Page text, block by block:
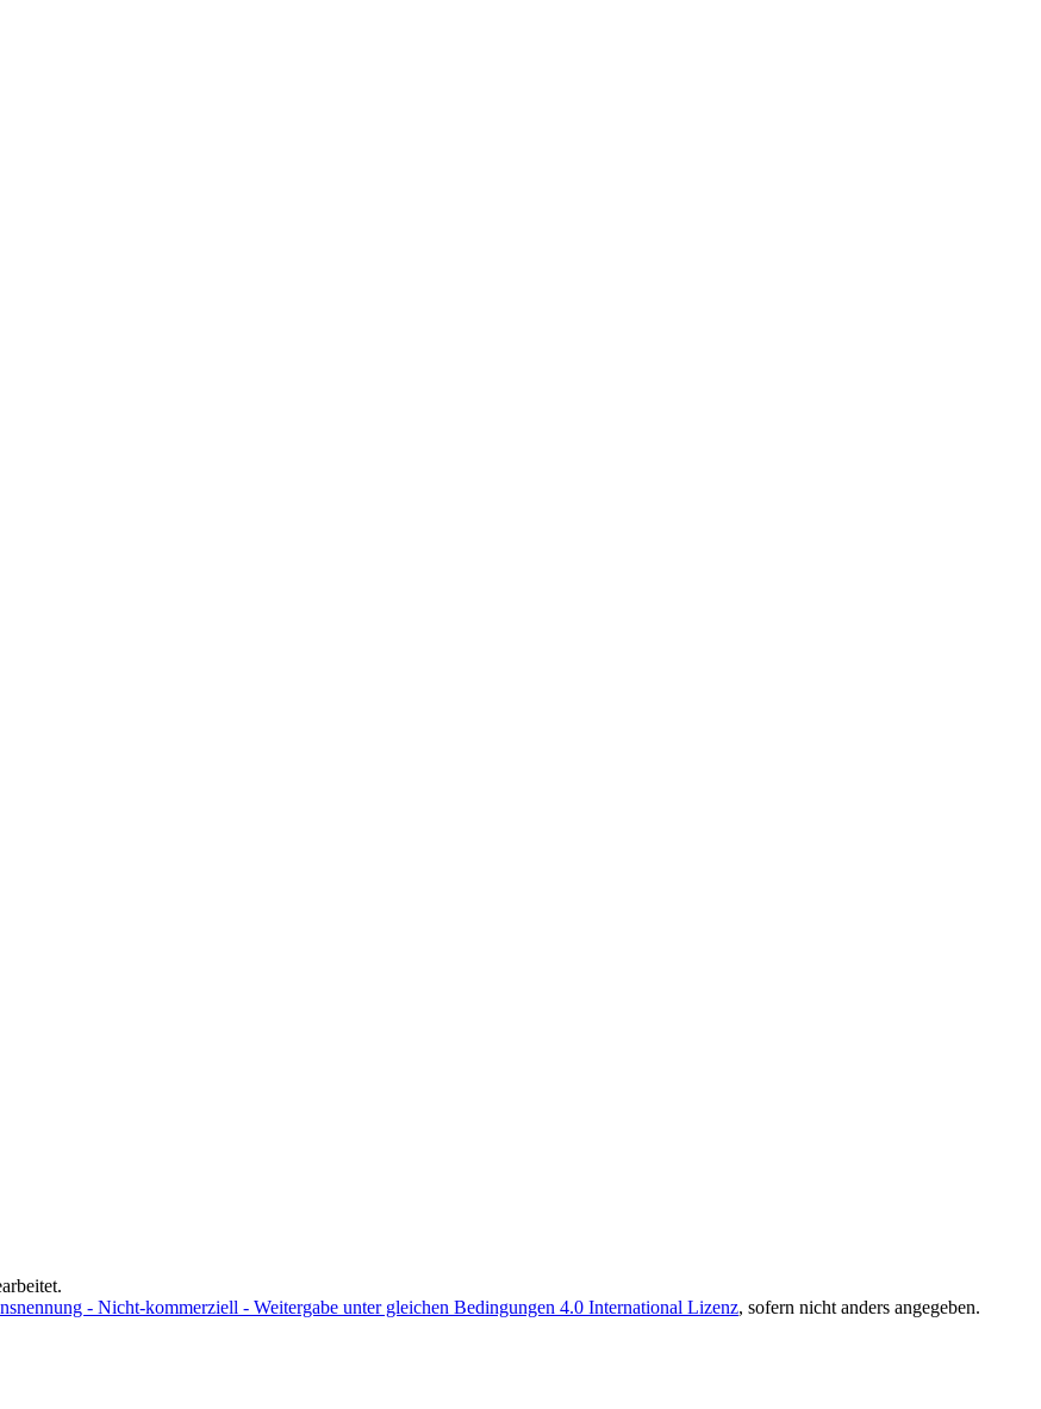
- Nicht-kommerziell - Weitergabe unter gleichen Bedingungen 4.0 International Lizenz, sofern nicht anders angegeben.